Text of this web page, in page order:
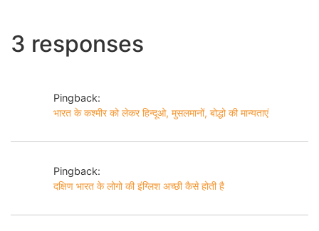
3 responses
Pingback:
भारत के कश्मीर को लेकर हिन्दूओ, मुसलमानों, बोद्धो की मान्यताएं
Pingback:
दक्षिण भारत के लोगो की इंग्लिश अच्छी कैसे होती है